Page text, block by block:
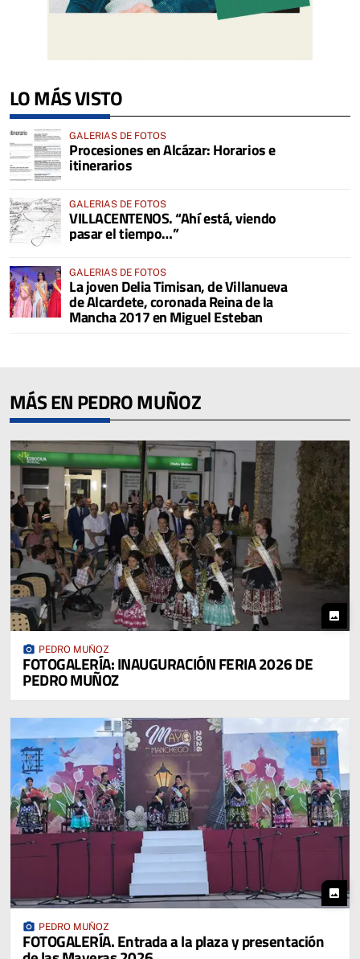
LO MÁS VISTO
GALERIAS DE FOTOS
Procesiones en Alcázar: Horarios e
itinerarios
GALERIAS DE FOTOS
VILLACENTENOS. “Ahí está, viendo
pasar el tiempo…”
GALERIAS DE FOTOS
La joven Delia Timisan, de Villanueva
de Alcardete, coronada Reina de la
Mancha 2017 en Miguel Esteban
MÁS EN PEDRO MUÑOZ
photo
photo_camera PEDRO MUÑOZ
FOTOGALERÍA: INAUGURACIÓN FERIA 2026 DE
PEDRO MUÑOZ
photo
photo_camera PEDRO MUÑOZ
FOTOGALERÍA. Entrada a la plaza y presentación